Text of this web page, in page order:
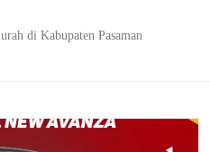
di Kabupaten Pasaman